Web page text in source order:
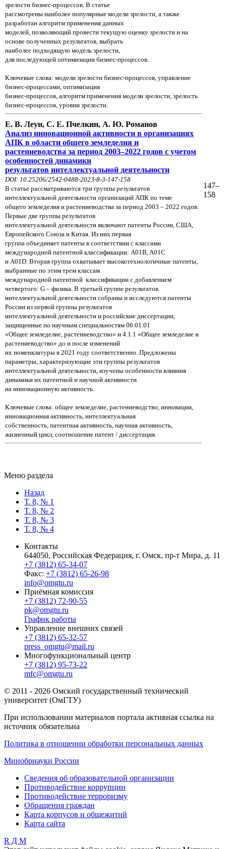
зрелости бизнес-процессов. В статье
рассмотрены наиболее популярные модели зрелости, а также
разработан алгоритм применения данных
моделей, позволяющий провести текущую оценку зрелости и на
основе полученных результатов, выбрать
наиболее подходящую модель зрелости,
для последующей оптимизации бизнес-процессов.
Ключевые слова: модели зрелости бизнес-процессов, управление
бизнес-процессами, оптимизация
бизнес-процессов, алгоритм применения модели зрелости, зрелость
бизнес-процессов, уровни зрелости.
Е. В. Леун, С. Е. Пчелкин, А. Ю. Романов
Анализ инновационной активности в организациях
АПК в области общего земледелия и
растениеводства за период 2003–2022 годов с учетом
особенностей динамики
результатов интеллектуальной деятельности
DOI: 10.25206/2542-0488-2023-8-3-147-158
В статье рассматриваются три группы результатов
интеллектуальной деятельности организаций АПК по теме
общего земледелия и растениеводства за период 2003 – 2022 годов.
Первые две группы результатов
интеллектуальной деятельности включают патенты России, США,
Европейского Союза и Китая. Из них первая
группа объединяет патенты в соответствии с классами
международной патентной классификации: A01B, A01C
и A01D. Вторая группа охватывает высокотехнологичные патенты,
выбранные по этим трем классам
международной патентной классификации с добавлением
четвертого: G – физика. В третьей группе результатов
интеллектуальной деятельности собраны и исследуются патенты
России из первой группы результатов
интеллектуальной деятельности и российские диссертации,
защищенные по научным специальностям 06.01.01
«Общее земледелие, растениеводство» и 4.1.1 «Общее земледелие и
растениеводство» до и после изменений
их номенклатуры в 2021 году соответственно. Предложены
параметры, характеризующие эти группы результатов
интеллектуальной деятельности, изучены особенности влияния
динамики их патентной и научной активности
на инновационную активность.
Ключевые слова: общее земледелие, растениеводство, инновации,
инновационная активность, интеллектуальная
собственность, патентная активность, научная активность,
жизненный цикл, соотношение патент / диссертация.
147–
158
Меню раздела
Назад
Т. 8, № 1
Т. 8, № 2
Т. 8, № 3
Т. 8, № 4
Контакты
644050, Российская Федерация, г. Омск, пр-т Мира, д. 11
+7 (3812) 65-34-07
Факс: +7 (3812) 65-26-98
info@omgtu.ru
Приёмная комиссия
+7 (3812) 72-90-55
pk@omgtu.ru
График работы
Управление внешних связей
+7 (3812) 65-32-57
press_omgtu@mail.ru
Многофункциональный центр
+7 (3812) 95-73-22
mfc@omgtu.ru
© 2011 - 2026 Омский государственный технический
университет (ОмГТУ)
При использовании материалов портала активная ссылка на
источник обязательна
Политика в отношении обработки персональных данных
Минобрнауки России
Сведения об образовательной организации
Противодействие коррупции
Противодействие терроризму
Обращения граждан
Карта корпусов и общежитий
Карта сайта
R Д М